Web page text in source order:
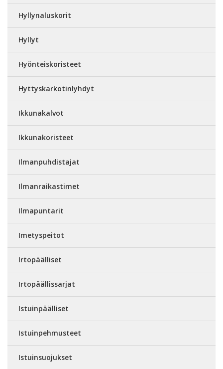
Hyllynaluskorit
Hyllyt
Hyönteiskoristeet
Hyttyskarkotinlyhdyt
Ikkunakalvot
Ikkunakoristeet
Ilmanpuhdistajat
Ilmanraikastimet
Ilmapuntarit
Imetyspeitot
Irtopäälliset
Irtopäällissarjat
Istuinpäälliset
Istuinpehmusteet
Istuinsuojukset